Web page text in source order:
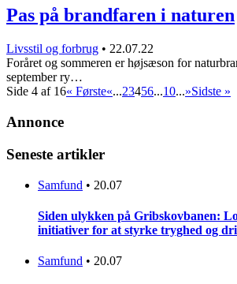
Pas på brandfaren i naturen
Livsstil og forbrug • 22.07.22
Foråret og sommeren er højsæson for
september ry…
Side 4 af 16« Første«...23456...10...»Sidste »
Annonce
Seneste artikler
Samfund • 20.07
Siden ulykken på Gribskovbanen:
initiativer for at styrke tryghed og
Samfund • 20.07